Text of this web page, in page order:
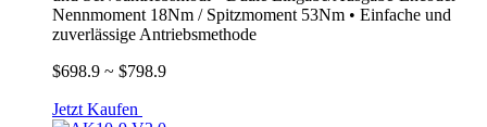
Nennmoment 18Nm / Spitzmoment 53Nm • Einfache und
zuverlässige Antriebsmethode
$698.9 ~ $798.9
Jetzt Kaufen